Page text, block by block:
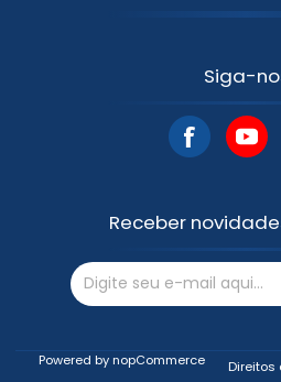
Siga-
Receber
Direitos
Powered bynopCommerce